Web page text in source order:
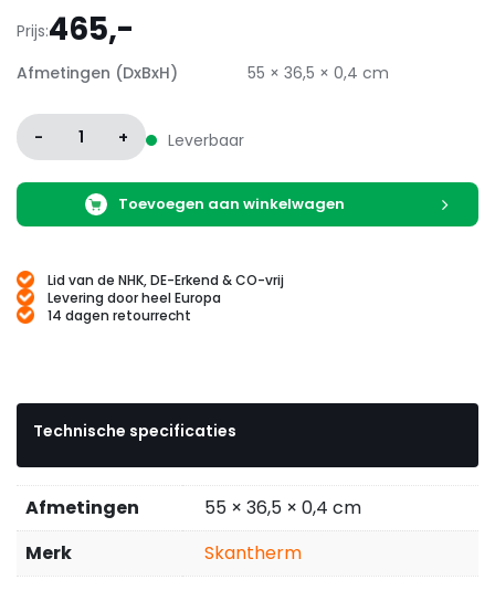
Prijs:465,-
Afmetingen (DxBxH) 55 × 36,5 × 0,4 cm
- 1 + Leverbaar
Toevoegen aan winkelwagen
Lid van de NHK, DE-Erkend & CO-vrij
Levering door heel Europa
14 dagen retourrecht
Technische specificaties
Afmetingen
55 × 36,5 × 0,4 cm
Merk
Skantherm